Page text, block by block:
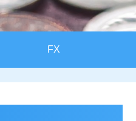
FX